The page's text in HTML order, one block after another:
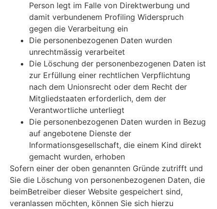
Person legt im Falle von Direktwerbung und
damit verbundenem Profiling Widerspruch
gegen die Verarbeitung ein
Die personenbezogenen Daten wurden
unrechtmässig verarbeitet
Die Löschung der personenbezogenen Daten ist
zur Erfüllung einer rechtlichen Verpflichtung
nach dem Unionsrecht oder dem Recht der
Mitgliedstaaten erforderlich, dem der
Verantwortliche unterliegt
Die personenbezogenen Daten wurden in Bezug
auf angebotene Dienste der
Informationsgesellschaft, die einem Kind direkt
gemacht wurden, erhoben
Sofern einer der oben genannten Gründe zutrifft und
Sie die Löschung von personenbezogenen Daten, die
beimBetreiber dieser Website gespeichert sind,
veranlassen möchten, können Sie sich hierzu